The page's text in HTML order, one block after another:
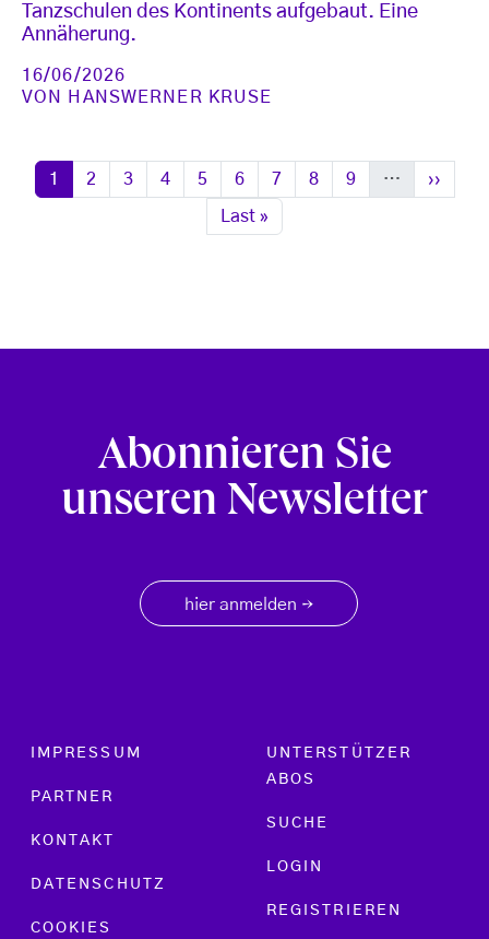
Tanzschulen des Kontinents aufgebaut. Eine
Annäherung.
16/06/2026
VON
HANSWERNER KRUSE
Seitennummerierung
Seite
1 Seite
2 Seite
3 Seite
4 Seite
5 Seite
6 Seite
7 Seite
8 Seite
9 … ››
Letzte Seite
Last »
Abonnieren Sie
unseren Newsletter
hier anmelden →
Footer menu
IMPRESSUM
PARTNER
KONTAKT
DATENSCHUTZ
COOKIES
UNTERSTÜTZER
ABOS
SUCHE
LOGIN
REGISTRIEREN